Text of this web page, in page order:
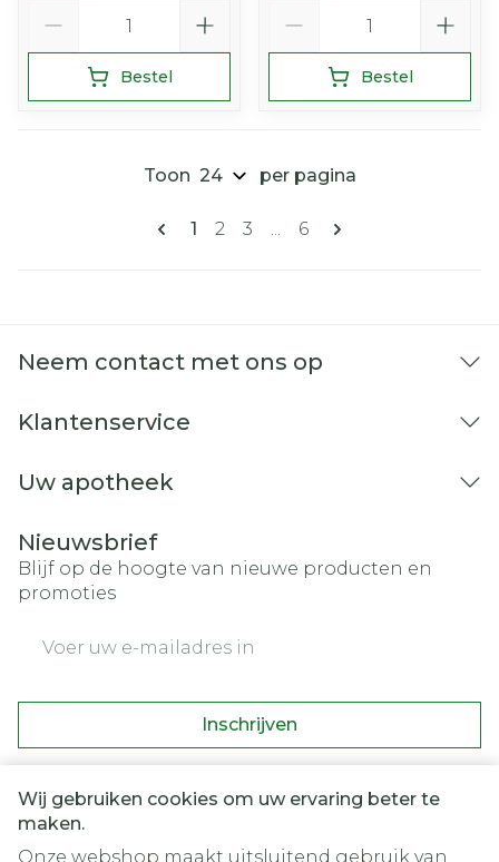
Wij gebruiken cookies om uw ervaring beter te
maken.
Onze webshop maakt uitsluitend gebruik van
Bestel Bestel
Pagina's
U lees momenteel pagina
1 Pagina
2 Pagina
3 ... Pagina
6
Toon per pagina
Neem contact met ons op
Klantenservice
Uw apotheek
Nieuwsbrief
Blijf op de hoogte van nieuwe producten en
promoties
Inschrijven
nieuwsbrief en gaat u akkoord met onzeprivacy policy